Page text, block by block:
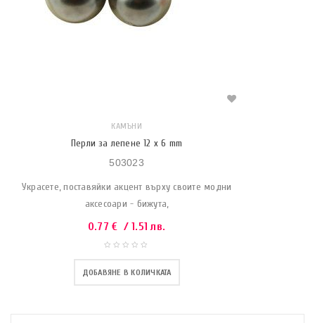
КАМЪНИ
Перли за лепене 12 x 6 mm
503023
Украсете, поставяйки акцент върху своите модни
аксесоари - бижута,
0.77€ / 1.51 лв.
ДОБАВЯНЕ В КОЛИЧКАТА